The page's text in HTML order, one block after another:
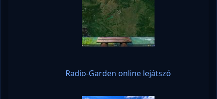
Radio-Garden online lejátszó